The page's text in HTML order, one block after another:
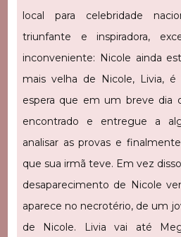
local para celebridade
triunfante e inspiradora,
inconveniente: Nicole ainda
mais velha de Nicole, Livia,
espera que em um breve dia
encontrado e entregue a
analisar as provas e
que sua irmã teve. Em vez
desaparecimento de Nicole
aparece no necrotério, de um
de Nicole. Livia vai até